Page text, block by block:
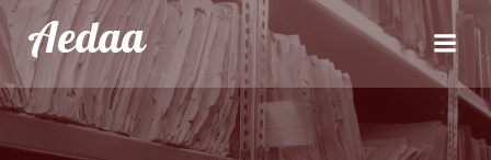
Aller
au
contenu
Aedaa